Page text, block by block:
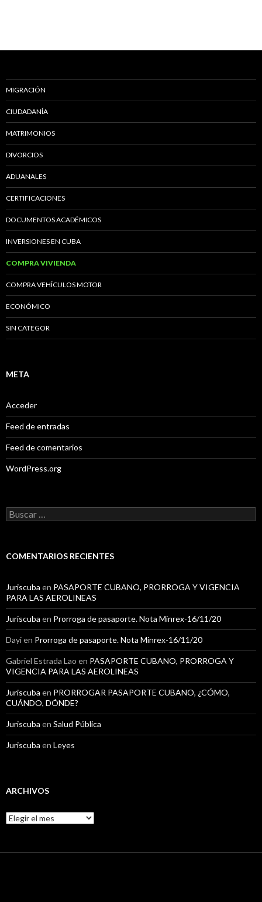
MIGRACIÓN
CIUDADANÍA
MATRIMONIOS
DIVORCIOS
ADUANALES
CERTIFICACIONES
DOCUMENTOS ACADÉMICOS
INVERSIONES EN CUBA
COMPRA VIVIENDA
COMPRA VEHÍCULOS MOTOR
ECONÓMICO
SIN CATEGOR
META
Acceder
Feed de entradas
Feed de comentarios
WordPress.org
B
u
a
COMENTARIOS RECIENTES
Juriscuba en PASAPORTE CUBANO, PRORROGA Y VIGENCIA
PARA LAS AEROLINEAS
Juriscuba en Prorroga de pasaporte. Nota Minrex-16/11/20
Dayien Prorroga de pasaporte. Nota Minrex-16/11/20
Gabriel Estrada Lao en PASAPORTE CUBANO, PRORROGA Y
VIGENCIA PARA LAS AEROLINEAS
Juriscuba en PRORROGAR PASAPORTE CUBANO, ¿CÓMO,
CUÁNDO, DÓNDE?
Juriscuba en Salud Pública
Juriscuba en Leyes
ARCHIVOS
A
r